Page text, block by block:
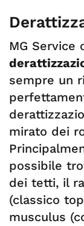
MG
sempre un
mirato dei
possibile
dei tetti, il
(classico
musculus